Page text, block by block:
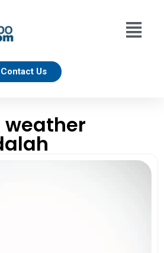
Contact Us
weather